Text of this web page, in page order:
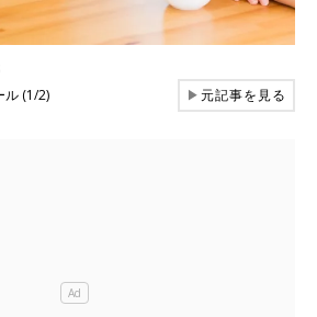
ル (1/2) ▶元記事を見る